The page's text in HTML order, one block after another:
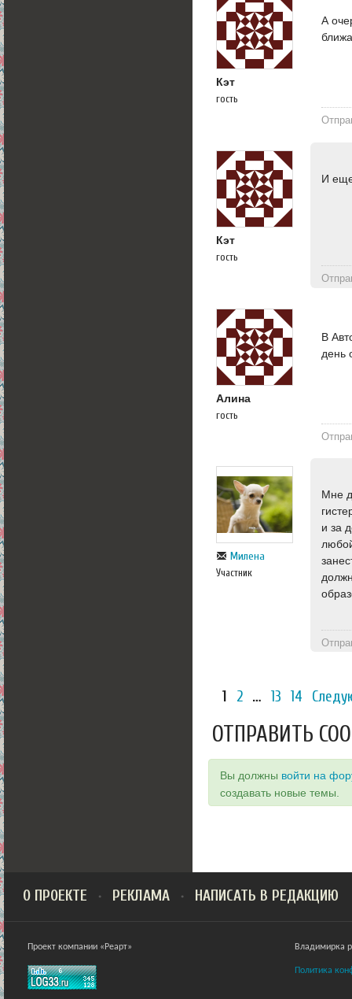
Кэт
гость
А
Кэт
гость
И
Алина
гость
В
день
Милена
Участник
Мне
и за
1 2 … 13 14
ОТПРАВИТЬ
Вы должны войти на
создавать новые темы.
О ПРОЕКТЕ РЕКЛАМА НАПИСАТЬ В РЕДАКЦИЮ
Проект компании «Реарт» Владимирка
Политика